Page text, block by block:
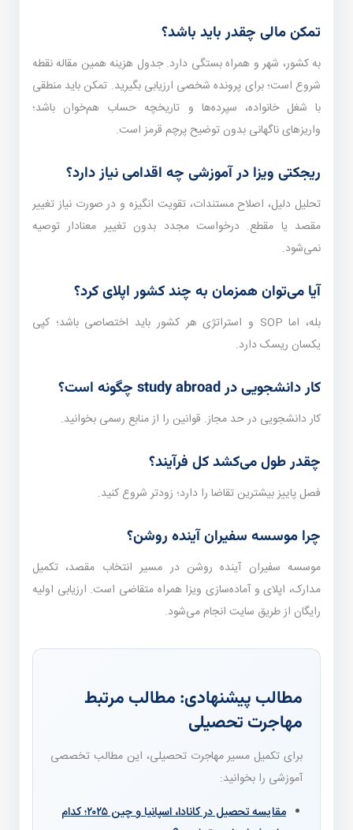
تمکن مالی چقدر باید باشد؟
به کشور، شهر و همراه بستگی دارد. جدول هزینه همین مقاله نقطه
شروع است؛ برای پرونده شخصی ارزیابی بگیرید. تمکن باید منطقی
با شغل خانواده، سپرده‌ها و تاریخچه حساب هم‌خوان باشد؛
واریزهای ناگهانی بدون توضیح پرچم قرمز است.
ریجکتی ویزا در آموزشی چه اقدامی نیاز دارد؟
تحلیل دلیل، اصلاح مستندات، تقویت انگیزه و در صورت نیاز تغییر
مقصد یا مقطع. درخواست مجدد بدون تغییر معنا‌دار توصیه
نمی‌شود.
آیا می‌توان همزمان به چند کشور اپلای کرد؟
بله، اما SOP و استراتژی هر کشور باید اختصاصی باشد؛ کپی
یکسان ریسک دارد.
کار دانشجویی در study abroad چگونه است؟
کار دانشجویی در حد مجاز. قوانین را از منابع رسمی بخوانید.
چقدر طول می‌کشد کل فرآیند؟
فصل پاییز بیشترین تقاضا را دارد؛ زودتر شروع کنید.
چرا موسسه سفیران آینده روشن؟
موسسه سفیران آینده روشن در مسیر انتخاب مقصد، تکمیل
مدارک، اپلای و آماده‌سازی ویزا همراه متقاضی است. ارزیابی اولیه
رایگان از طریق سایت انجام می‌شود.
مطالب پیشنهادی: مطالب مرتبط
مهاجرت تحصیلی
برای تکمیل مسیر مهاجرت تحصیلی، این مطالب تخصصی
آموزشی را بخوانید:
مقایسه تحصیل در کانادا، اسپانیا و چین ۲۰۲۵؛ کدام